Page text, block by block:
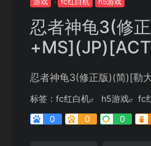
忍者神龟3(修
忍者神龟3(修正版)(简)[勒
标签： fc红白机 h5游戏 fc
0
0 0